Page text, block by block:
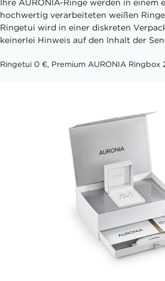
Ihre AURONIA-Ringe werden in einem
hochwertig verarbeiteten weißen
Ringetui wird in einer diskreten
keinerlei Hinweis auf den Inhalt der
Ringetui 0 €, Premium AURONIA Ringbox